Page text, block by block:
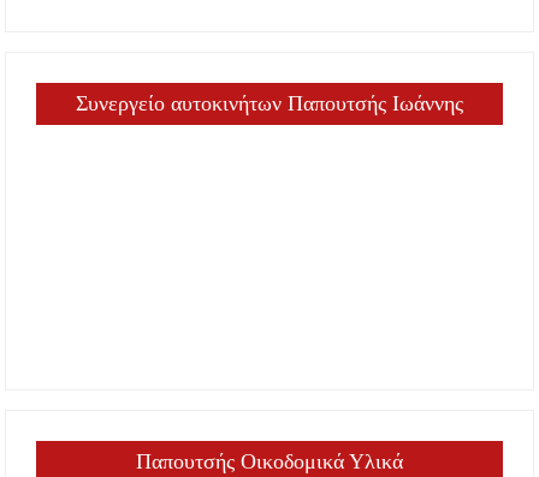
Συνεργείο αυτοκινήτων Παπουτσής Ιωάννης
Παπουτσής Οικοδομικά Υλικά